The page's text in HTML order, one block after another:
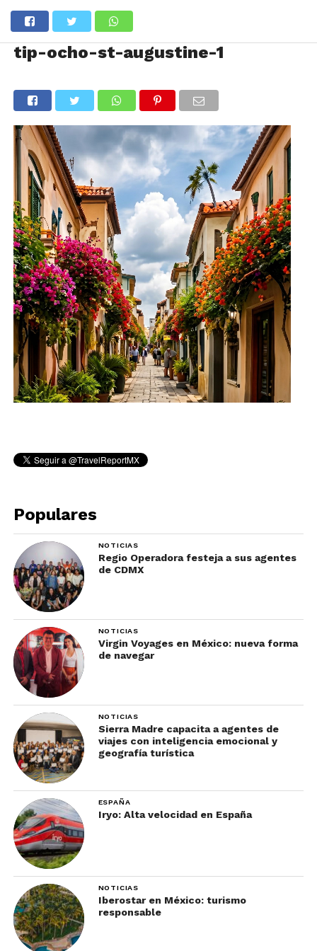
tip-ocho-st-augustine-1
Populares
NOTICIAS
Regio Operadora festeja a sus agentes
de CDMX
NOTICIAS
Virgin Voyages en México: nueva forma
de navegar
NOTICIAS
Sierra Madre capacita a agentes de
viajes con inteligencia emocional y
geografía turística
ESPAÑA
Iryo: Alta velocidad en España
NOTICIAS
Iberostar en México: turismo
responsable